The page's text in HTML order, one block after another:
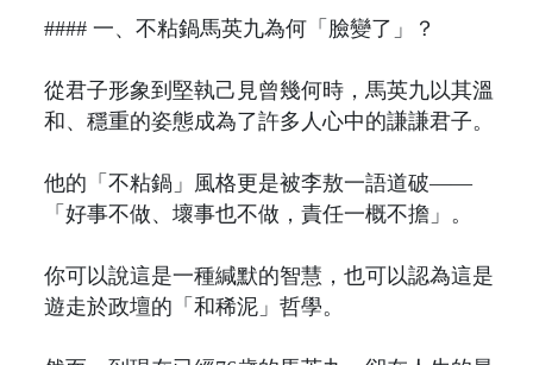
#### 一、不粘鍋馬英九為何「臉變了」？
從君子形象到堅執己見曾幾何時，馬英九以其溫
和、穩重的姿態成為了許多人心中的謙謙君子。
他的「不粘鍋」風格更是被李敖一語道破——
「好事不做、壞事也不做，責任一概不擔」。
你可以說這是一種緘默的智慧，也可以認為這是
遊走於政壇的「和稀泥」哲學。